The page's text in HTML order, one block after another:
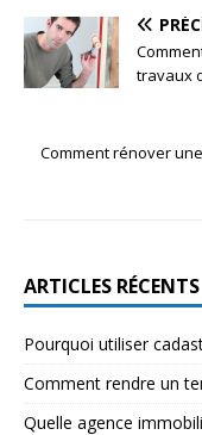
travaux
Comment rénover
ARTICLES RÉCENTS
Pourquoi utiliser
Comment rendre un
Quelle agence